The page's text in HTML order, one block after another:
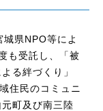
県NPO等によ
も受託し、「被
る絆づくり」
住民のコミュニ
町及び南三陸